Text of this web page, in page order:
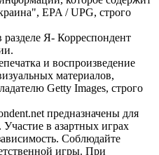
EPA / UPG, строго
Я- Корреспондент
и воспроизведение
материалов,
Getty Images, строго
предназначены для
в азартных играх
Соблюдайте
игры. При